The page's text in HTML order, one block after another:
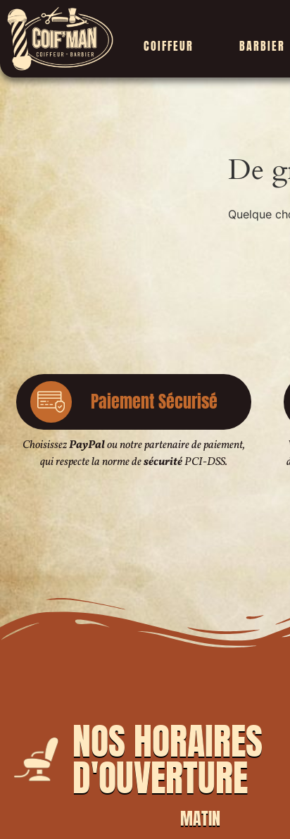
COIFFEUR BARBIER
De
Quelque
Paiement Sécurisé
ChoisissezPayPalou notre partenaire de paiement,
qui respecte la norme desécuritéPCI-DSS.
NOS HORAIRES
D'OUVERTURE
MATIN